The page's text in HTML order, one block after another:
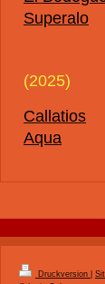
Superalo
(2025)
Callatios
Aqua
Druckversion